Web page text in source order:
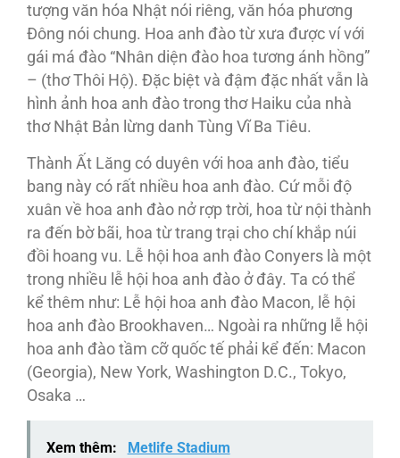
tượng văn hóa Nhật nói riêng, văn hóa phương
Đông nói chung. Hoa anh đào từ xưa được ví với
gái má đào “Nhân diện đào hoa tương ánh hồng”
– (thơ Thôi Hộ). Đặc biệt và đậm đặc nhất vẫn là
hình ảnh hoa anh đào trong thơ Haiku của nhà
thơ Nhật Bản lừng danh Tùng Vĩ Ba Tiêu.
Thành Ất Lăng có duyên với hoa anh đào, tiểu
bang này có rất nhiều hoa anh đào. Cứ mỗi độ
xuân về hoa anh đào nở rợp trời, hoa từ nội thành
ra đến bờ bãi, hoa từ trang trại cho chí khắp núi
đồi hoang vu. Lễ hội hoa anh đào Conyers là một
trong nhiều lễ hội hoa anh đào ở đây. Ta có thể
kể thêm như: Lễ hội hoa anh đào Macon, lễ hội
hoa anh đào Brookhaven… Ngoài ra những lễ hội
hoa anh đào tầm cỡ quốc tế phải kể đến: Macon
(Georgia), New York, Washington D.C., Tokyo,
Osaka …
Xem thêm: Metlife Stadium